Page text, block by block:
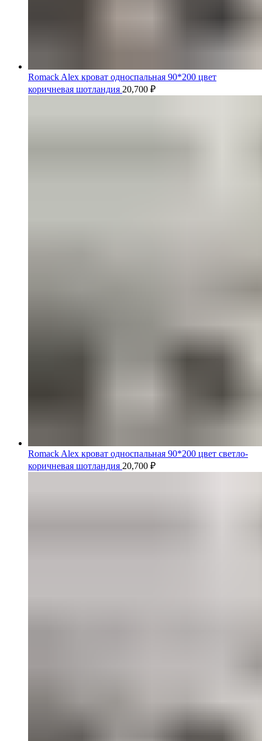
Romack Alex кроват односпальная 90*200 цвет
коричневая шотландия 20,700 ₽
Romack Alex кроват односпальная 90*200 цвет светло-
коричневая шотландия 20,700 ₽